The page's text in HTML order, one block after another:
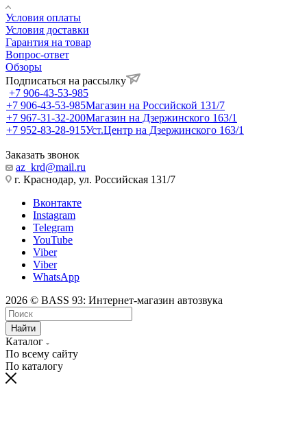
Условия оплаты
Условия доставки
Гарантия на товар
Вопрос-ответ
Обзоры
Подписаться на рассылку
+7 906-43-53-985
+7 906-43-53-985Магазин на Российской 131/7
+7 967-31-32-200Магазин на Дзержинского 163/1
+7 952-83-28-915Уст.Центр на Дзержинского 163/1
Заказать звонок
az_krd@mail.ru
г. Краснодар, ул. Российская 131/7
Вконтакте
Instagram
Telegram
YouTube
Viber
Viber
WhatsApp
2026 © BASS 93: Интернет-магазин автозвука
Найти
Каталог
По всему сайту
По каталогу